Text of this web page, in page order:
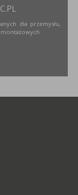
dla przemysłu,